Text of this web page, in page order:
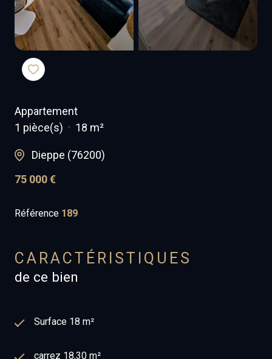
Appartement
1 pièce(s)
18 m²
Dieppe (76200)
75 000 €
Référence 189
CARACTÉRISTIQUES
de ce bien
Surface 18 m²
carrez 18,30 m²